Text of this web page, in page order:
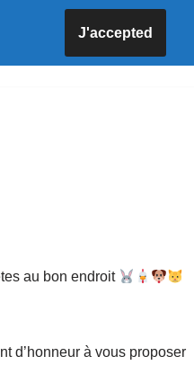
Angebote
au bon endroit
d’honneur à vous proposer
J'accepted